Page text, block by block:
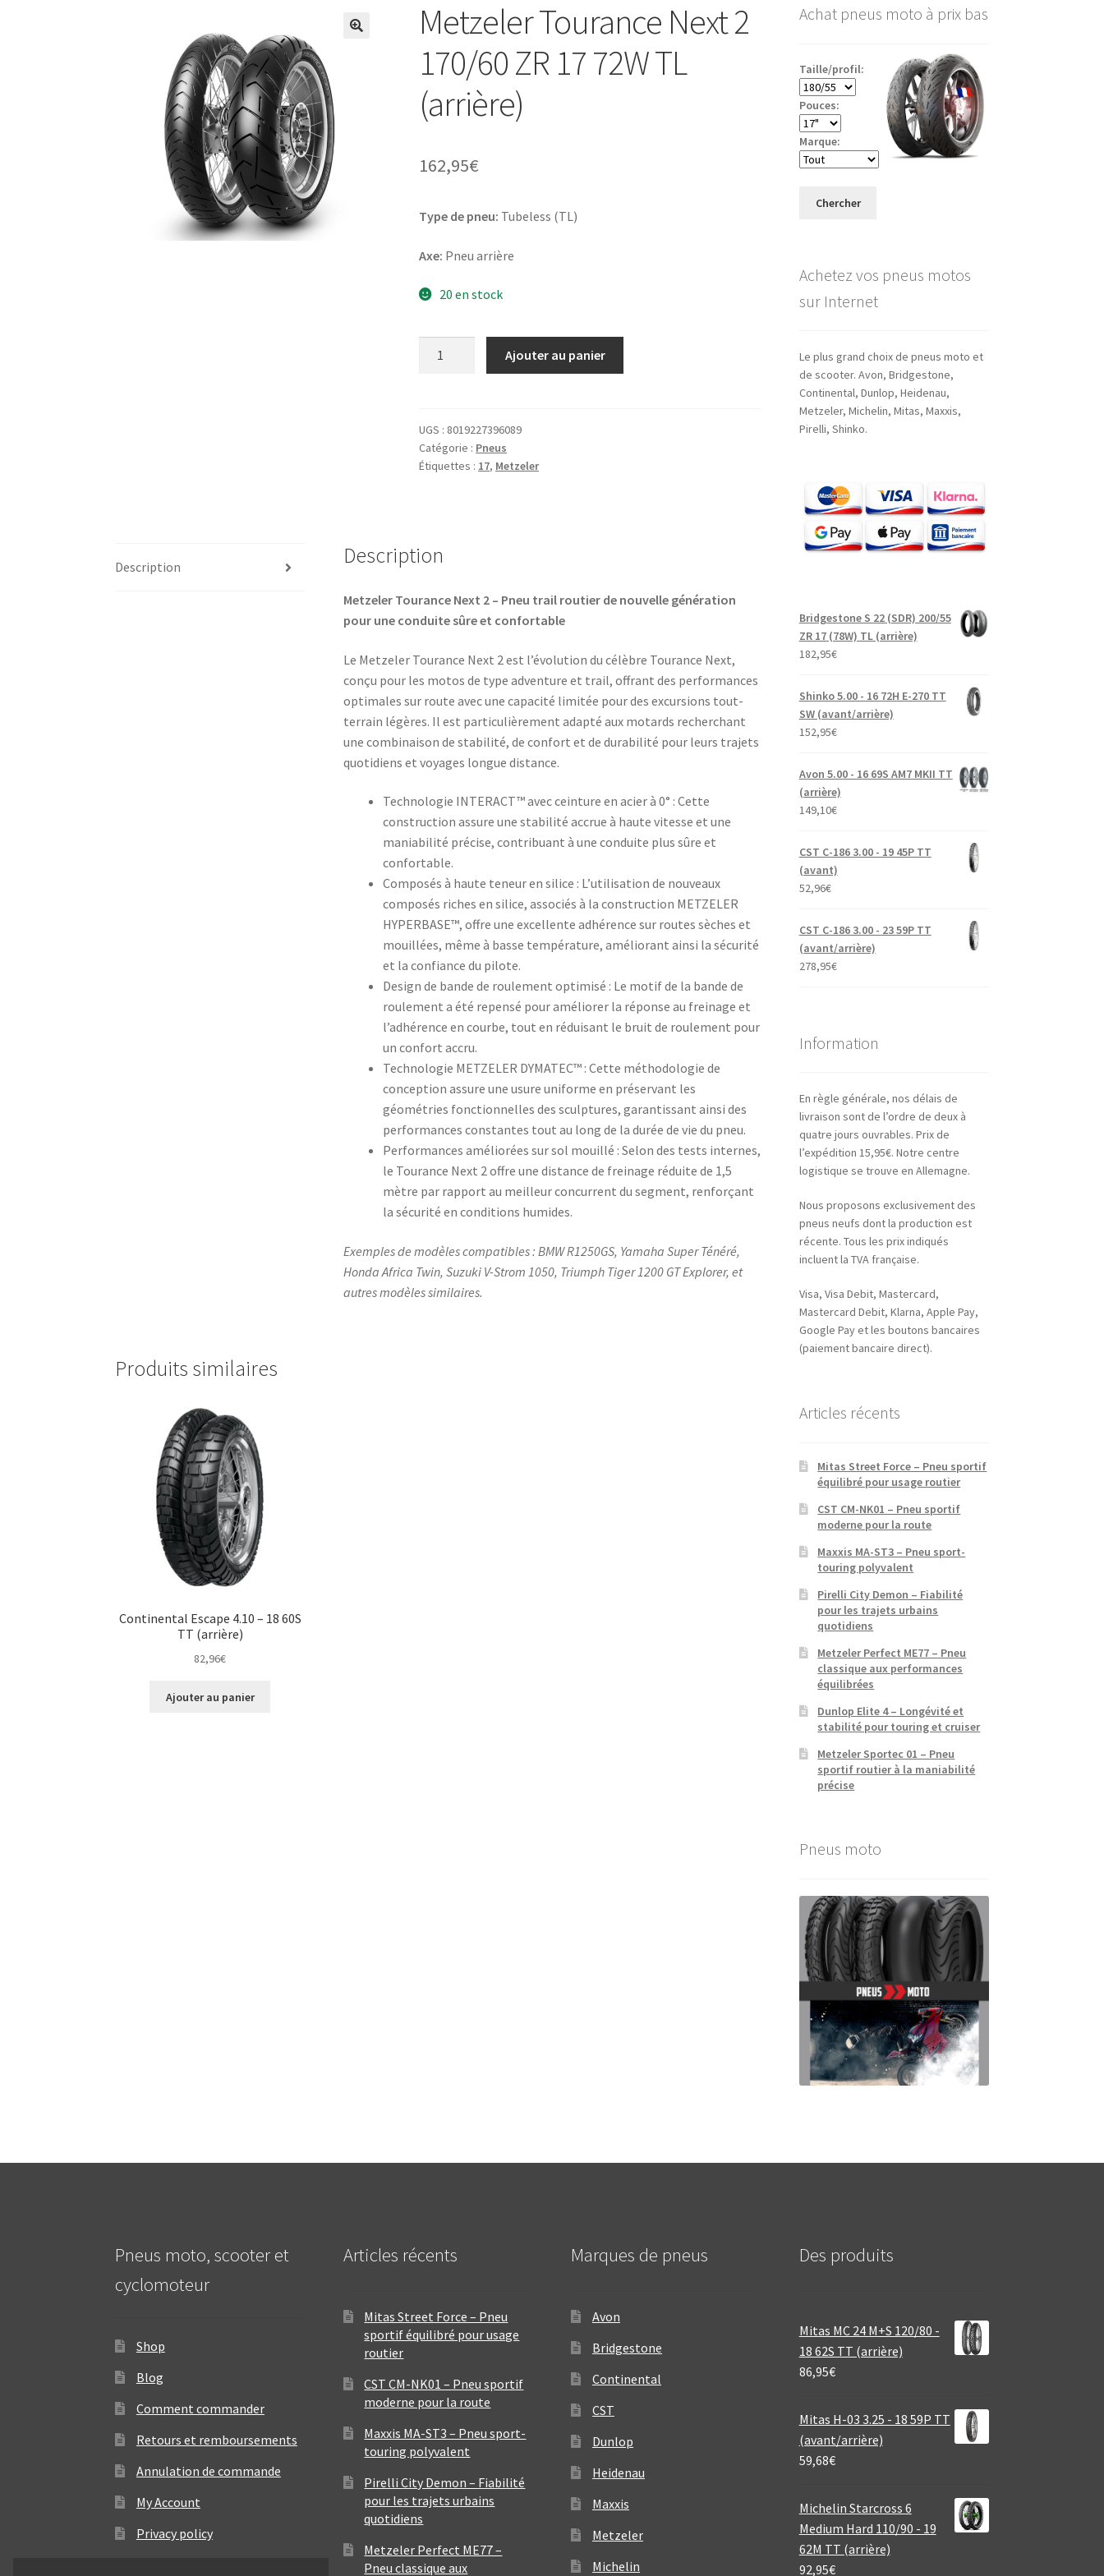
Metzeler Tourance Next 2
170/60 ZR 17 72W TL
(arrière)
162,95€
Type de pneu: Tubeless (TL)
Axe: Pneu arrière
20 en stock
Next
2
170/60
TL
Ajouter au panier
UGS : 8019227396089
Catégorie : Pneus
Étiquettes : 17, Metzeler
Description Description
Metzeler Tourance Next 2 – Pneu trail routier de nouvelle génération
pour une conduite sûre et confortable
Le Metzeler Tourance Next 2 est l’évolution du célèbre Tourance Next,
conçu pour les motos de type adventure et trail, offrant des performances
optimales sur route avec une capacité limitée pour des excursions tout-
terrain légères. Il est particulièrement adapté aux motards recherchant
une combinaison de stabilité, de confort et de durabilité pour leurs trajets
quotidiens et voyages longue distance.​
Technologie INTERACT™ avec ceinture en acier à 0° : Cette
construction assure une stabilité accrue à haute vitesse et une
maniabilité précise, contribuant à une conduite plus sûre et
confortable.
Composés à haute teneur en silice : L’utilisation de nouveaux
composés riches en silice, associés à la construction METZELER
HYPERBASE™, offre une excellente adhérence sur routes sèches et
mouillées, même à basse température, améliorant ainsi la sécurité
et la confiance du pilote.
Design de bande de roulement optimisé : Le motif de la bande de
roulement a été repensé pour améliorer la réponse au freinage et
l’adhérence en courbe, tout en réduisant le bruit de roulement pour
un confort accru.
Technologie METZELER DYMATEC™ : Cette méthodologie de
conception assure une usure uniforme en préservant les
géométries fonctionnelles des sculptures, garantissant ainsi des
performances constantes tout au long de la durée de vie du pneu.
Performances améliorées sur sol mouillé : Selon des tests internes,
le Tourance Next 2 offre une distance de freinage réduite de 1,5
mètre par rapport au meilleur concurrent du segment, renforçant
la sécurité en conditions humides.
Exemples de modèles compatibles : BMW R1250GS, Yamaha Super Ténéré,
Honda Africa Twin, Suzuki V-Strom 1050, Triumph Tiger 1200 GT Explorer, et
autres modèles similaires.
Produits similaires
Continental Escape 4.10 – 18 60S
TT (arrière)
82,96€
Ajouter au panier
Achat pneus moto à prix bas
Taille/profil:
Pouces:
Marque:
Chercher
Achetez vos pneus motos
sur Internet
Le plus grand choix de pneus moto et
de scooter. Avon, Bridgestone,
Continental, Dunlop, Heidenau,
Metzeler, Michelin, Mitas, Maxxis,
Pirelli, Shinko.
Bridgestone S 22 (SDR) 200/55
ZR 17 (78W) TL (arrière)
182,95€
Shinko 5.00 - 16 72H E-270 TT
SW (avant/arrière)
152,95€
Avon 5.00 - 16 69S AM7 MKII TT
(arrière)
149,10€
CST C-186 3.00 - 19 45P TT
(avant)
52,96€
CST C-186 3.00 - 23 59P TT
(avant/arrière)
278,95€
Information
En règle générale, nos délais de
livraison sont de l’ordre de deux à
quatre jours ouvrables. Prix de
l’expédition 15,95€. Notre centre
logistique se trouve en Allemagne.
Nous proposons exclusivement des
pneus neufs dont la production est
récente. Tous les prix indiqués
incluent la TVA française.
Visa, Visa Debit, Mastercard,
Mastercard Debit, Klarna, Apple Pay,
Google Pay et les boutons bancaires
(paiement bancaire direct).
Articles récents
Mitas Street Force – Pneu sportif
équilibré pour usage routier
CST CM-NK01 – Pneu sportif
moderne pour la route
Maxxis MA-ST3 – Pneu sport-
touring polyvalent
Pirelli City Demon – Fiabilité
pour les trajets urbains
quotidiens
Metzeler Perfect ME77 – Pneu
classique aux performances
équilibrées
Dunlop Elite 4 – Longévité et
stabilité pour touring et cruiser
Metzeler Sportec 01 – Pneu
sportif routier à la maniabilité
précise
Pneus moto
Pneus moto, scooter et
cyclomoteur
Shop
Blog
Comment commander
Retours et remboursements
Annulation de commande
My Account
Privacy policy
Articles récents
Mitas Street Force – Pneu
sportif équilibré pour usage
routier
CST CM-NK01 – Pneu sportif
moderne pour la route
Maxxis MA-ST3 – Pneu sport-
touring polyvalent
Pirelli City Demon – Fiabilité
pour les trajets urbains
quotidiens
Metzeler Perfect ME77 –
Pneu classique aux
Marques de pneus
Avon
Bridgestone
Continental
CST
Dunlop
Heidenau
Maxxis
Metzeler
Michelin
Des produits
Mitas MC 24 M+S 120/80 -
18 62S TT (arrière)
86,95€
Mitas H-03 3.25 - 18 59P TT
(avant/arrière)
59,68€
Michelin Starcross 6
Medium Hard 110/90 - 19
62M TT (arrière)
92,95€